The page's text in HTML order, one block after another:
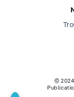
©